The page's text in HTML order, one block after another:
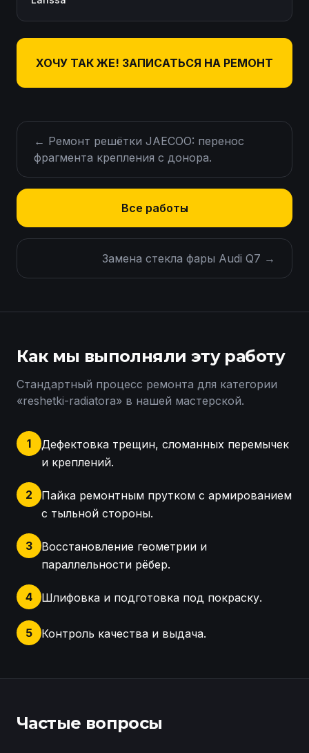
ХОЧУ ТАК ЖЕ! ЗАПИСАТЬСЯ НА РЕМОНТ
← Ремонт решётки JAECOO: перенос
фрагмента крепления с донора.
Все работы
Замена стекла фары Audi Q7 →
Как мы выполняли эту работу
Стандартный процесс ремонта для категории
«reshetki-radiatora» в нашей мастерской.
1
Дефектовка трещин, сломанных перемычек
и креплений.
2
Пайка ремонтным прутком с армированием
с тыльной стороны.
3
Восстановление геометрии и
параллельности рёбер.
4 Шлифовка и подготовка под покраску.
5
Контроль качества и выдача.
Частые вопросы